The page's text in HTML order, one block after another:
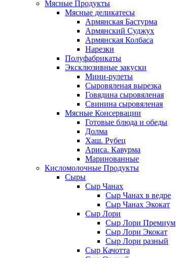
Мясные Продукты
Мясные деликатесы
Армянская Бастурма
Армянский Суджух
Армянская Колбаса
Нарезки
Полуфабрикаты
Эксклюзивные закуски
Мини-рулеты
Сыровяленая вырезка
Говядина сыровяленая
Свинина сыровяленая
Мясные Консервации
Готовые блюда и обеды
Долма
Хаш. Рубец
Ариса. Кавурма
Маринованные
Кисломолочные Продукты
Сыры
Сыр Чанах
Сыр Чанах в ведре
Сыр Чанах Экокат
Сыр Лори
Сыр Лори Премиум
Сыр Лори Экокат
Сыр Лори разный
Сыр Качотта